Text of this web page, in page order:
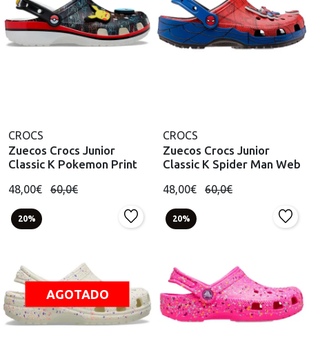
CROCS
Zuecos Crocs Junior
Classic K Pokemon Print
48,00€ 60,0€
CROCS
Zuecos Crocs Junior
Classic K Spider Man Web
48,00€ 60,0€
20%
AGOTADO
20%